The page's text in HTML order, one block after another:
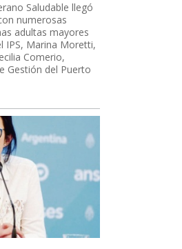
Saludable llegó
numerosas
adultas mayores
IPS, Marina Moretti,
Comerio,
Gestión del Puerto